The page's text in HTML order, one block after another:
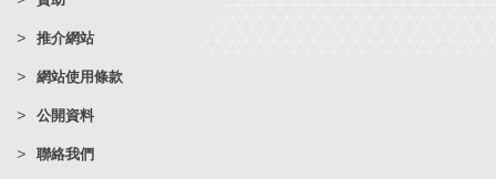
推介網站
網站使用條款
公開資料
聯絡我們